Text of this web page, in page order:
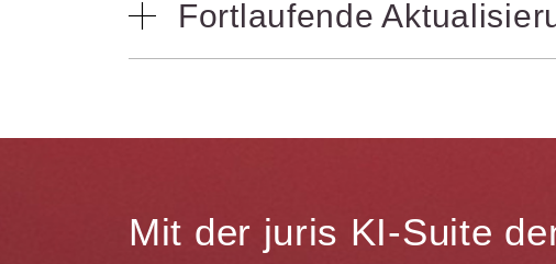
Verarbeitungsprozesse stehen Ihnen
Fortlaufende
Mit der juris KI-Suite